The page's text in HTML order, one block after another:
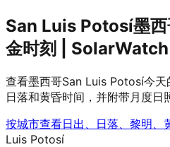
San Luis Potosí墨西
金时刻 | SolarWatch
查看墨西哥San Luis Potosí今天
日落和黄昏时间，并附带月度日
按城市查看日出、日落、黎明、
Luis Potosí